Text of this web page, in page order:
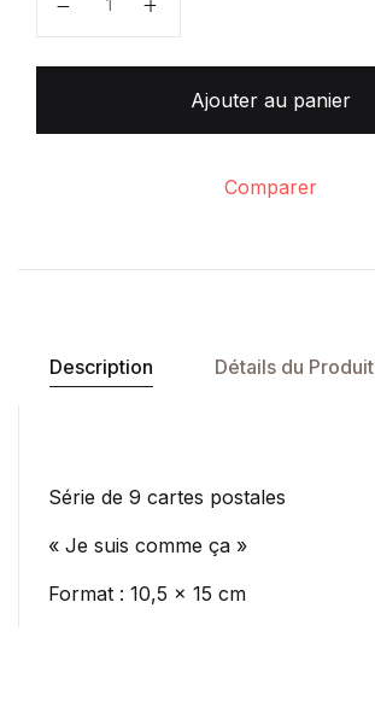
Ajouter au panier
Comparer
Description Détails du Produit
Série de 9 cartes postales
« Je suis comme ça »
Format : 10,5 x 15 cm